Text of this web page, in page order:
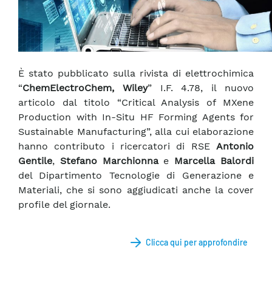
È stato pubblicato sulla rivista di elettrochimica
“ChemElectroChem, Wiley” I.F. 4.78, il nuovo
articolo dal titolo “Critical Analysis of MXene
Production with In-Situ HF Forming Agents for
Sustainable Manufacturing”, alla cui elaborazione
hanno contributo i ricercatori di RSE Antonio
Gentile, Stefano Marchionnae Marcella Balordi
del Dipartimento Tecnologie di Generazione e
Materiali, che si sono aggiudicati anche la cover
profile del giornale.
Clicca qui per approfondire